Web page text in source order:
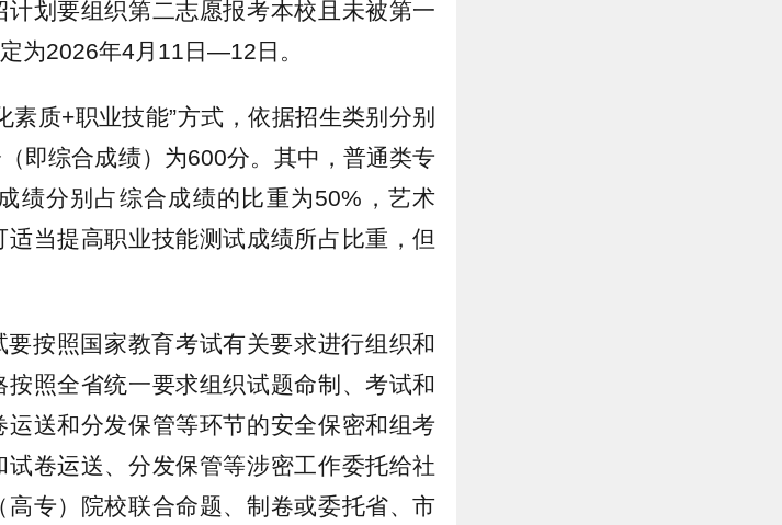
划要组织第二志愿报考本校且未被第一
为2026年4月11日—12日。
素质+职业技能”方式，依据招生类别分别
即综合成绩）为600分。其中，普通类专
绩分别占综合成绩的比重为50%，艺术
当提高职业技能测试成绩所占比重，但
要按照国家教育考试有关要求进行组织和
照全省统一要求组织试题命制、考试和
送和分发保管等环节的安全保密和组考
卷运送、分发保管等涉密工作委托给社
专）院校联合命题、制卷或委托省、市